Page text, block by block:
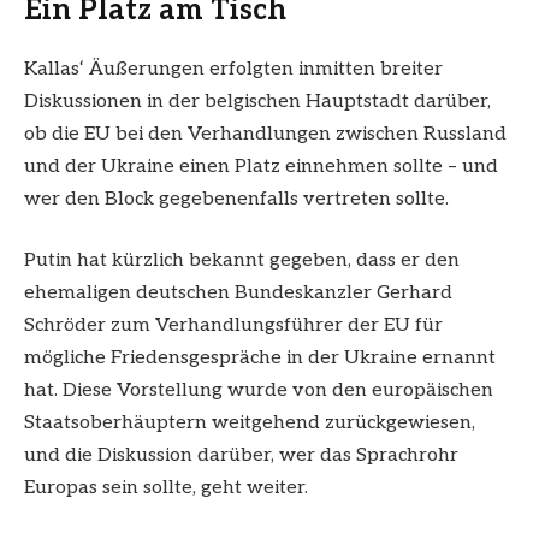
Ein Platz am Tisch
Kallas‘ Äußerungen erfolgten inmitten breiter
Diskussionen in der belgischen Hauptstadt darüber,
ob die EU bei den Verhandlungen zwischen Russland
und der Ukraine einen Platz einnehmen sollte – und
wer den Block gegebenenfalls vertreten sollte.
Putin hat kürzlich bekannt gegeben, dass er den
ehemaligen deutschen Bundeskanzler Gerhard
Schröder zum Verhandlungsführer der EU für
mögliche Friedensgespräche in der Ukraine ernannt
hat. Diese Vorstellung wurde von den europäischen
Staatsoberhäuptern weitgehend zurückgewiesen,
und die Diskussion darüber, wer das Sprachrohr
Europas sein sollte, geht weiter.